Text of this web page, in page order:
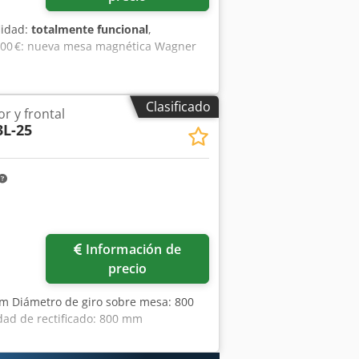
1.000 kg Cabezal del husillo: DIN
Tipo de control: convencional
Indicador de posición
con separador magnético
con separador magnético
de diamante Plato plano
halógena Documentación de la
totalmente funcional,
€: nueva mesa magnética Wagner
Clasificado
y frontal
25
precio
Diámetro de giro sobre mesa: 800
de rectificado: 800 mm